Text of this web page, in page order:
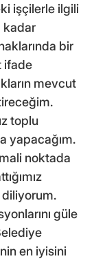
işçilerle ilgili
kadar
bir
ifade
mevcut
toplu
yapacağım.
noktada
diliyorum.
güle
en iyisini